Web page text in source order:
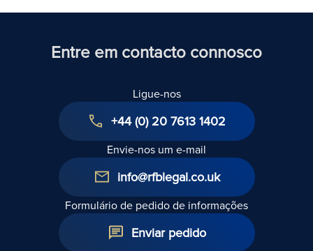
Entre em contacto connosco
Ligue-nos
+44 (0) 20 7613 1402
Envie-nos um e-mail
info@rfblegal.co.uk
Formulário de pedido de informações
Enviar pedido